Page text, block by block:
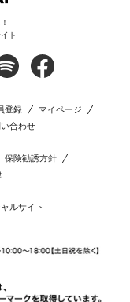
ト
登録
マイページ
合わせ
保険勧誘方針
ルサイト